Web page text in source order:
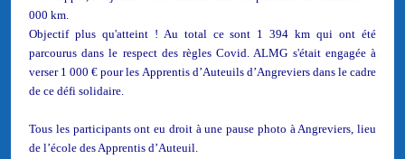
000 km.
Objectif plus qu'atteint ! Au total ce sont 1 394 km qui ont été
parcourus dans le respect des règles Covid. ALMG s'était engagée à
verser 1 000 € pour les Apprentis d’Auteuils d’Angreviers dans le cadre
de ce défi solidaire.
Tous les participants ont eu droit à une pause photo à Angreviers, lieu
de l’école des Apprentis d’Auteuil.